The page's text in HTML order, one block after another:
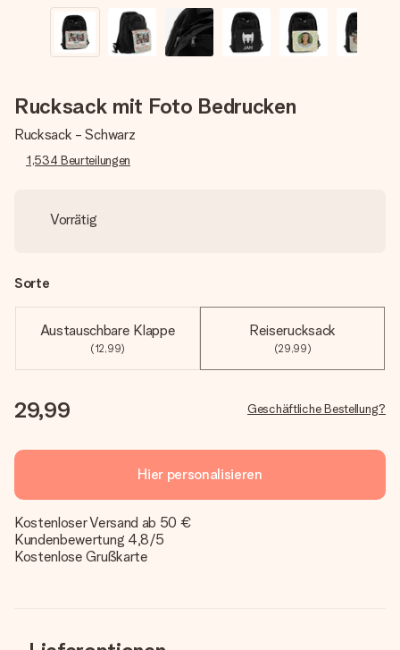
Rucksack mit Foto Bedrucken
Rucksack - Schwarz
1,534 Beurteilungen
Vorrätig
Sorte
Austauschbare Klappe
(12,99)
Reiserucksack
(29,99)
29,99 Geschäftliche Bestellung?
Hier personalisieren
Kostenloser Versand ab 50 €
Kundenbewertung 4,8/5
Kostenlose Grußkarte